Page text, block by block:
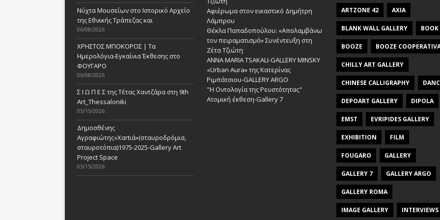
Νύχτα Μουσείων στο Ιστορικό Αρχείο
της Εθνικής Τράπεζας και
06/08/2026
ΧΡΗΣΤΟΣ ΜΠΟΚΟΡΟΣ | Τα
Ημερολόγια-Εγκαίνια Έκθεσης στο
ΦΟΥΓΑΡΟ
06/08/2026
Σ Ι Ω Π Ε Σ της Τέτας Χαντζάρα στη 9th
Art_Thessaloniki
05/15/2026
Δημοσθένης
Αγραφιώτης«Xαrtιά»(σταυροδρόμια,
σταυροτόπια)1975-2025-Gallery Art
Project Space
05/15/2026
Αφιέρωμα στον εικαστικό Δημήτρη
Λάμπρου
Θέκλα Παπαδοπούλου: «Απολαμβάνω
τον πειραματισμό» Συνέντευξη στη
Ζέτα Τζιώτη
ANNA MARIA TSAKALI-GALLERY MINSKY
«Urban Aura» της Κατερίνας
Ριμπάτσιου-GALLERY ARGO
"Η Οντολογία της Ρευστότητας"
Ατομική έκθεση-Gallery 7
ARTZONE 42 AXIA
BLANK WALL GALLERY BOOK
BOOZE BOOZE
CHILLY ART GALLERY
CHINESE CALLIGRAPHY
DEPOART GALLERY DIPOLA
EMST EVRIPIDES GALLERY
EXHIBITION FILM
FOUGARO GALLERY
GALLERY 7 GALLERY ARGO
GALLERY ROMA
IMAGE GALLERY INTERVIEWS